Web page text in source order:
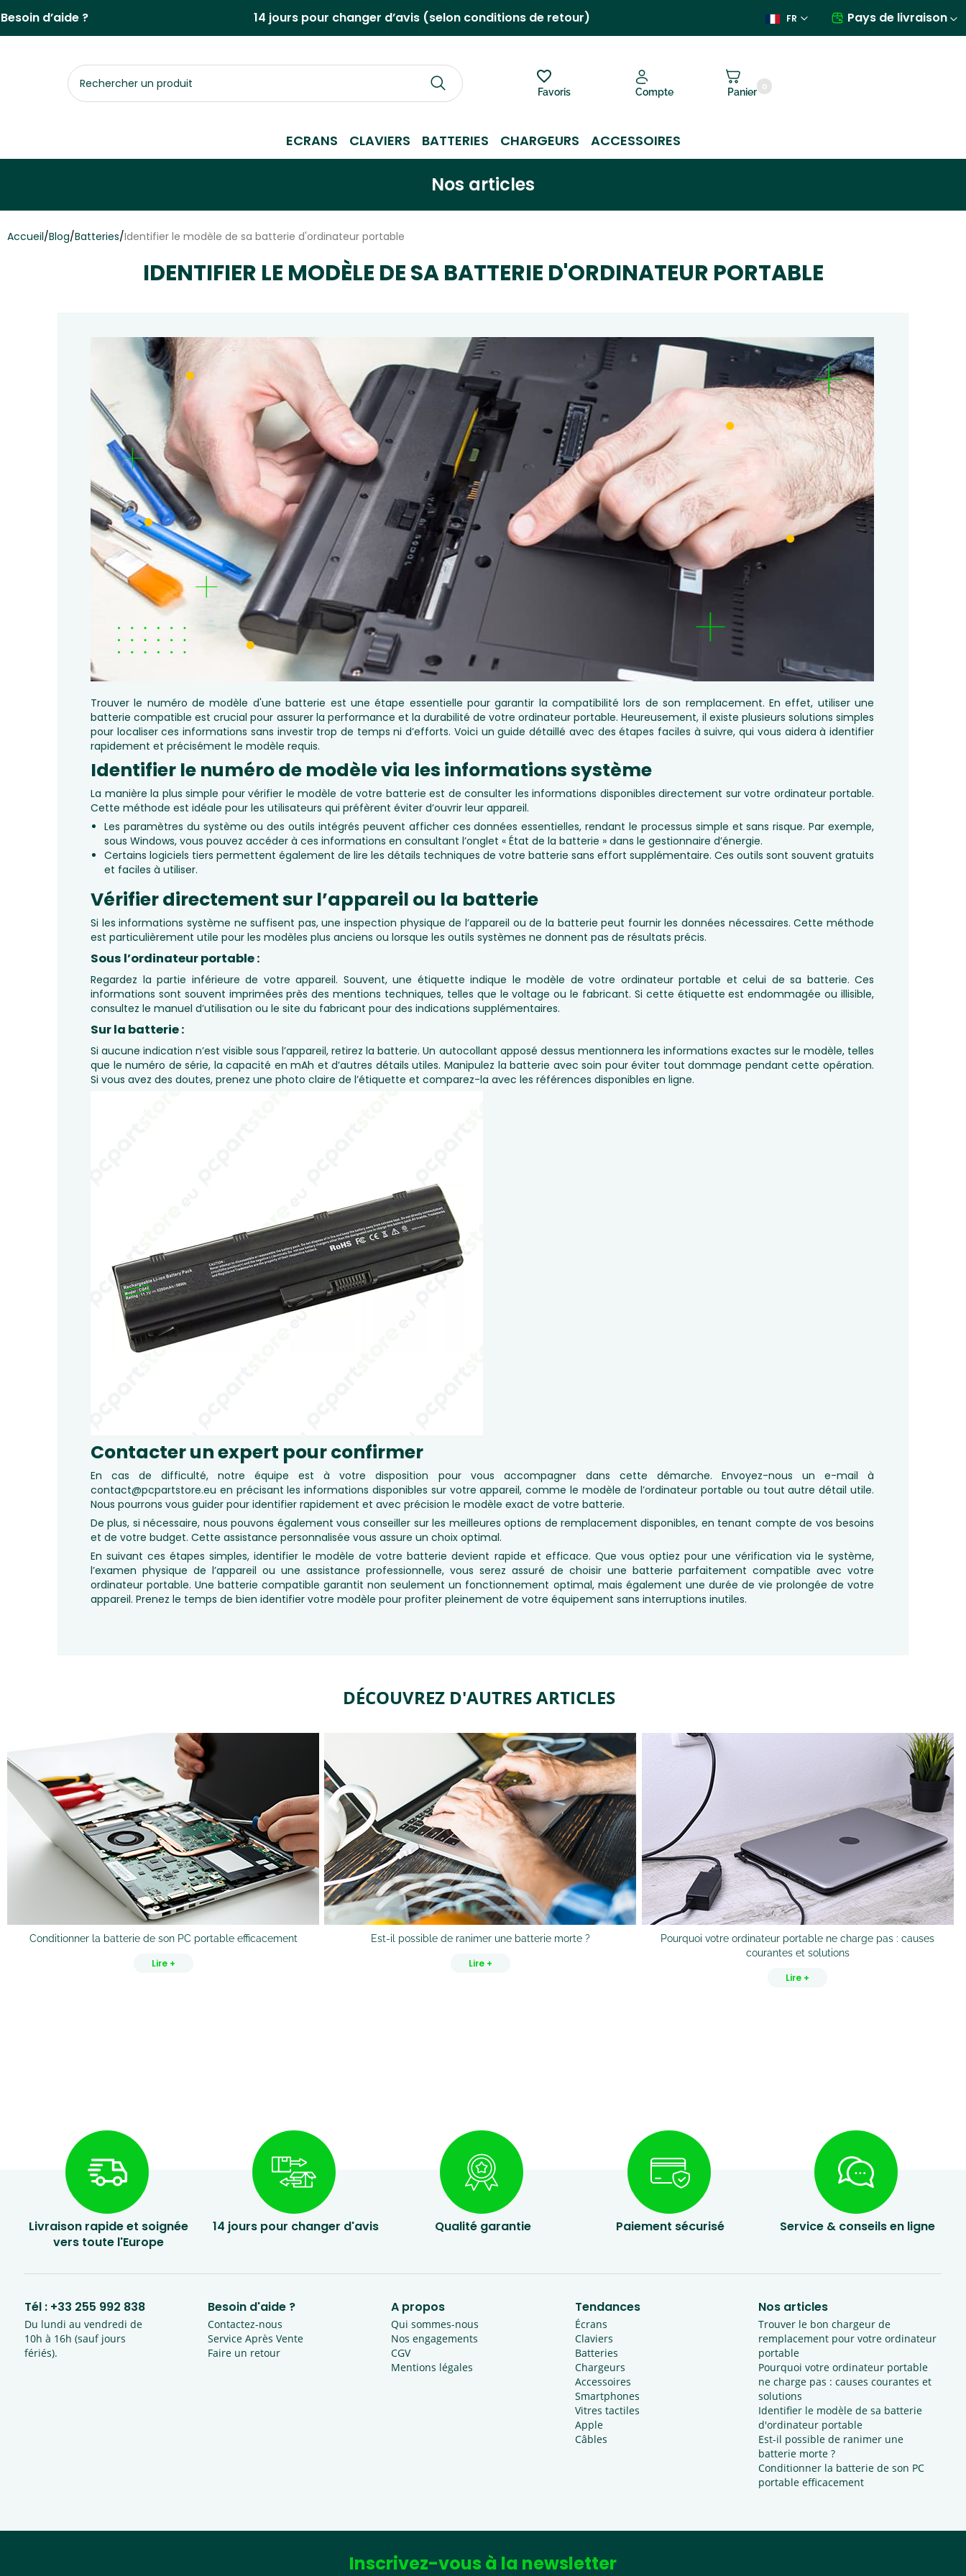
au
contenu
Besoin d’aide ? 14 jours pour changer d’avis (selon conditions de retour) FR Pays de livraison
Rechercher
un
produit
Favoris Compte Panier 0
ECRANS CLAVIERS BATTERIES CHARGEURS ACCESSOIRES
Nos articles
Accueil/Blog/Batteries/Identifier le modèle de sa batterie d'ordinateur portable
IDENTIFIER LE MODÈLE DE SA BATTERIE D'ORDINATEUR PORTABLE
Trouver le numéro de modèle d'une batterie est une étape essentielle pour garantir la compatibilité lors de son remplacement. En effet, utiliser une
batterie compatible est crucial pour assurer la performance et la durabilité de votre ordinateur portable. Heureusement, il existe plusieurs solutions simples
pour localiser ces informations sans investir trop de temps ni d’efforts. Voici un guide détaillé avec des étapes faciles à suivre, qui vous aidera à identifier
rapidement et précisément le modèle requis.
Identifier le numéro de modèle via les informations système
La manière la plus simple pour vérifier le modèle de votre batterie est de consulter les informations disponibles directement sur votre ordinateur portable.
Cette méthode est idéale pour les utilisateurs qui préfèrent éviter d’ouvrir leur appareil.
Les paramètres du système ou des outils intégrés peuvent afficher ces données essentielles, rendant le processus simple et sans risque. Par exemple,
sous Windows, vous pouvez accéder à ces informations en consultant l’onglet « État de la batterie » dans le gestionnaire d’énergie.
Certains logiciels tiers permettent également de lire les détails techniques de votre batterie sans effort supplémentaire. Ces outils sont souvent gratuits
et faciles à utiliser.
Vérifier directement sur l’appareil ou la batterie
Si les informations système ne suffisent pas, une inspection physique de l’appareil ou de la batterie peut fournir les données nécessaires. Cette méthode
est particulièrement utile pour les modèles plus anciens ou lorsque les outils systèmes ne donnent pas de résultats précis.
Sous l’ordinateur portable :
Regardez la partie inférieure de votre appareil. Souvent, une étiquette indique le modèle de votre ordinateur portable et celui de sa batterie. Ces
informations sont souvent imprimées près des mentions techniques, telles que le voltage ou le fabricant. Si cette étiquette est endommagée ou illisible,
consultez le manuel d’utilisation ou le site du fabricant pour des indications supplémentaires.
Sur la batterie :
Si aucune indication n’est visible sous l’appareil, retirez la batterie. Un autocollant apposé dessus mentionnera les informations exactes sur le modèle, telles
que le numéro de série, la capacité en mAh et d’autres détails utiles. Manipulez la batterie avec soin pour éviter tout dommage pendant cette opération.
Si vous avez des doutes, prenez une photo claire de l’étiquette et comparez-la avec les références disponibles en ligne.
Contacter un expert pour confirmer
En cas de difficulté, notre équipe est à votre disposition pour vous accompagner dans cette démarche. Envoyez-nous un e-mail à
contact@pcpartstore.eu en précisant les informations disponibles sur votre appareil, comme le modèle de l’ordinateur portable ou tout autre détail utile.
Nous pourrons vous guider pour identifier rapidement et avec précision le modèle exact de votre batterie.
De plus, si nécessaire, nous pouvons également vous conseiller sur les meilleures options de remplacement disponibles, en tenant compte de vos besoins
et de votre budget. Cette assistance personnalisée vous assure un choix optimal.
En suivant ces étapes simples, identifier le modèle de votre batterie devient rapide et efficace. Que vous optiez pour une vérification via le système,
l’examen physique de l’appareil ou une assistance professionnelle, vous serez assuré de choisir une batterie parfaitement compatible avec votre
ordinateur portable. Une batterie compatible garantit non seulement un fonctionnement optimal, mais également une durée de vie prolongée de votre
appareil. Prenez le temps de bien identifier votre modèle pour profiter pleinement de votre équipement sans interruptions inutiles.
DÉCOUVREZ D'AUTRES ARTICLES
Conditionner la batterie de son PC portable efficacement
Lire +
Est-il possible de ranimer une batterie morte ?
Lire +
Pourquoi votre ordinateur portable ne charge pas : causes
courantes et solutions
Lire +
Livraison rapide et soignée
vers toute l'Europe
14 jours pour changer d'avis Qualité garantie Paiement sécurisé Service & conseils en ligne
Tél : +33 255 992 838
Du lundi au vendredi de
10h à 16h (sauf jours
fériés).
Besoin d'aide ?
Contactez-nous
Service Après Vente
Faire un retour
A propos
Qui sommes-nous
Nos engagements
CGV
Mentions légales
Tendances
Écrans
Claviers
Batteries
Chargeurs
Accessoires
Smartphones
Vitres tactiles
Apple
Câbles
Nos articles
Trouver le bon chargeur de
remplacement pour votre ordinateur
portable
Pourquoi votre ordinateur portable
ne charge pas : causes courantes et
solutions
Identifier le modèle de sa batterie
d'ordinateur portable
Est-il possible de ranimer une
batterie morte ?
Conditionner la batterie de son PC
portable efficacement
Inscrivez-vous à la newsletter